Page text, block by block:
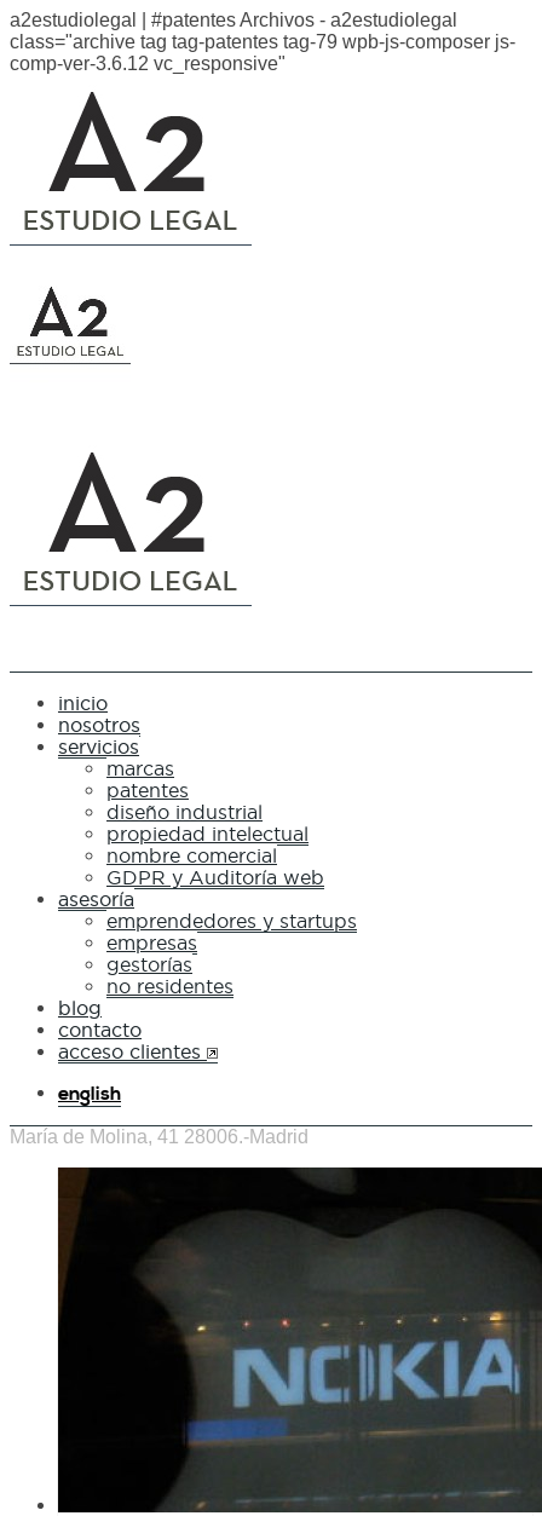
a2estudiolegal | #patentes Archivos - a2estudiolegal
class="archive tag tag-patentes tag-79 wpb-js-composer js-
comp-ver-3.6.12 vc_responsive"
inicio
nosotros
servicios
marcas
patentes
diseño industrial
propiedad intelectual
nombre comercial
GDPR y Auditoría web
asesoría
emprendedores y startups
empresas
gestorías
no residentes
blog
contacto
acceso clientes
english
María de Molina, 41 28006.-Madrid